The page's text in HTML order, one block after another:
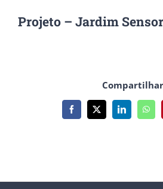
Projeto – Jardim
Facebook
X LinkedIn